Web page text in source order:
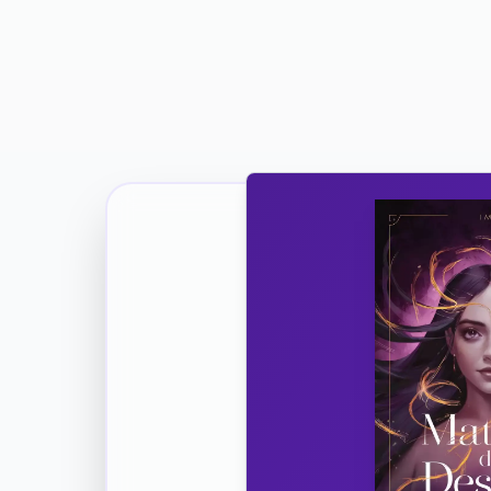
Vuoi
Ricevi la Tua Copia